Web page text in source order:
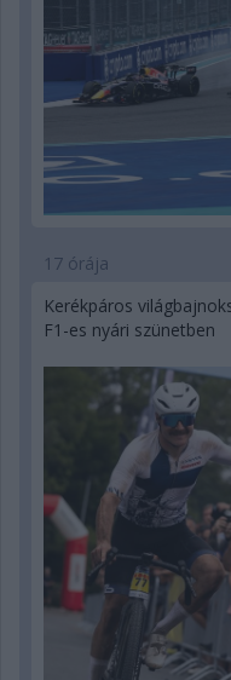
17 órája
Kerékpáros
F1-es nyári szünetben